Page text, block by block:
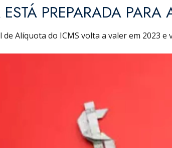
ESTÁ PREPARADA
Alíquota do ICMS volta a valer em 2023